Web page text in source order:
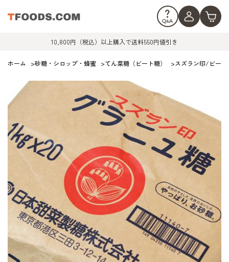
10,800円（税込）以上購入で送料550円値引き
ホーム >砂糖・シロップ・蜂蜜 >てん菜糖（ビート糖） >スズラン印/ビー